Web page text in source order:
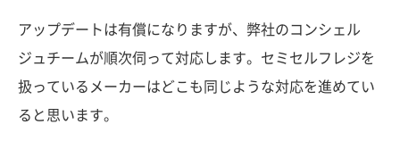
アップデートは有償になりますが、弊社のコンシェル
ジュチームが順次伺って対応します。セミセルフレジを
扱っているメーカーはどこも同じような対応を進めてい
ると思います。